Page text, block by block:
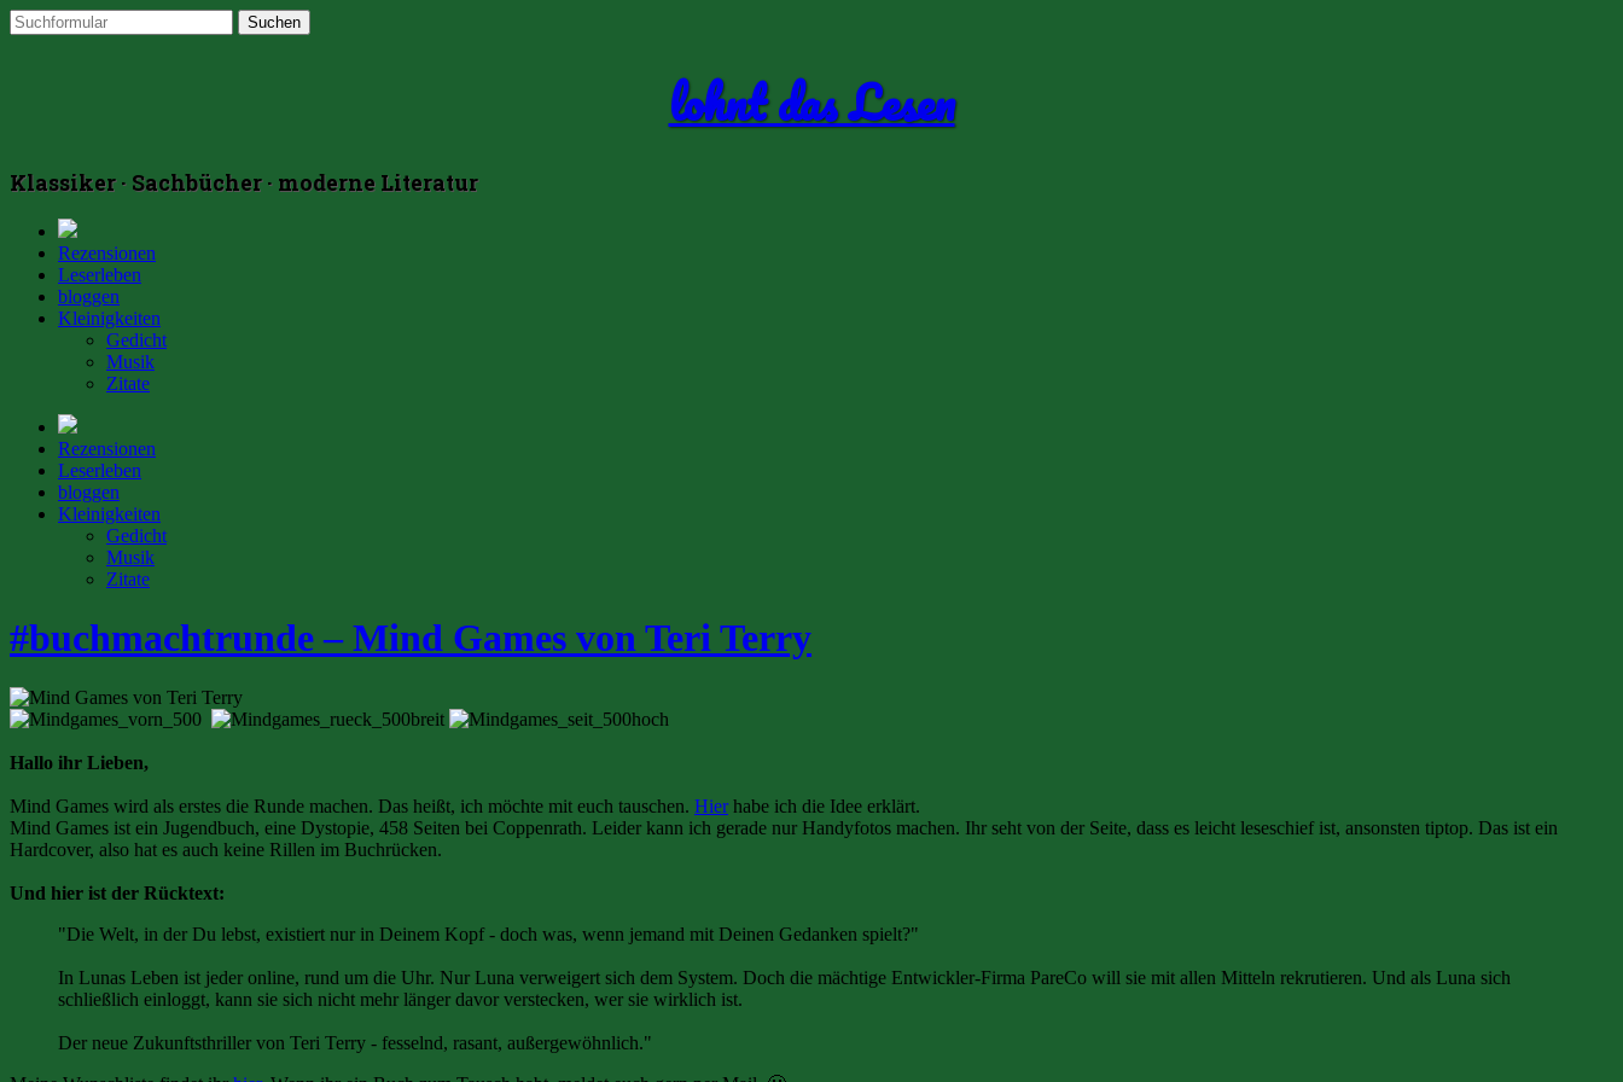
lohnt das Lesen
Klassiker · Sachbücher · moderne Literatur
Rezensionen
Leserleben
bloggen
Kleinigkeiten
Gedicht
Musik
Zitate
Rezensionen
Leserleben
bloggen
Kleinigkeiten
Gedicht
Musik
Zitate
#buchmachtrunde – Mind Games von Teri Terry
Hallo ihr Lieben,
Mind Games wird als erstes die Runde machen. Das heißt, ich möchte mit euch tauschen. Hierhabe ich die Idee erklärt.
Mind Games ist ein Jugendbuch, eine Dystopie, 458 Seiten bei Coppenrath. Leider kann ich gerade nur Handyfotos machen. Ihr seht von der Seite, dass es leicht leseschief ist, ansonsten tiptop. Das ist ein
Hardcover, also hat es auch keine Rillen im Buchrücken.
Und hier ist der Rücktext:
"Die Welt, in der Du lebst, existiert nur in Deinem Kopf - doch was, wenn jemand mit Deinen Gedanken spielt?"
In Lunas Leben ist jeder online, rund um die Uhr. Nur Luna verweigert sich dem System. Doch die mächtige Entwickler-Firma PareCo will sie mit allen Mitteln rekrutieren. Und als Luna sich
schließlich einloggt, kann sie sich nicht mehr länger davor verstecken, wer sie wirklich ist.
Der neue Zukunftsthriller von Teri Terry - fesselnd, rasant, außergewöhnlich."